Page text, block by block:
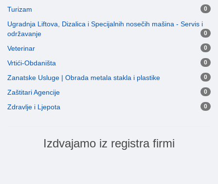
Turizam 0
Ugradnja Liftova, Dizalica i Specijalnih nosečih mašina - Servis i
održavanje
0
Veterinar 0
Vrtići-Obdaništa 0
Zanatske Usluge | Obrada metala stakla i plastike 0
Zaštitari Agencije 0
Zdravlje i Ljepota 0
Izdvajamo iz registra firmi